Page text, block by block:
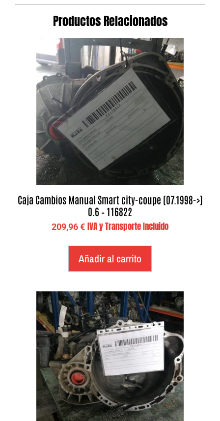
Productos Relacionados
Caja Cambios Manual Smart city-coupe (07.1998->)
0.6 – 116822
209,96€ IVA y Transporte Incluido
Añadir al carrito